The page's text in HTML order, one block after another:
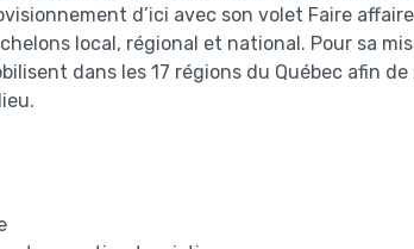
d’ici avec son volet Faire
local, régional et national. Pour sa
dans les 17 régions du Québec afin